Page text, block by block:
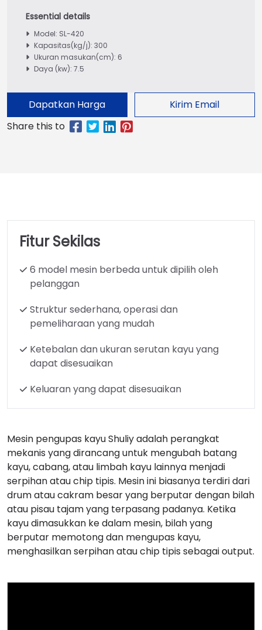
Model: SL-420
Kapasitas(kg/j): 300
Ukuran masukan(cm): 6
Daya (kw): 7.5
Dapatkan Harga Kirim Email
Fitur Sekilas
6 model mesin berbeda untuk dipilih oleh
pelanggan
Struktur sederhana, operasi dan
pemeliharaan yang mudah
Ketebalan dan ukuran serutan kayu yang
dapat disesuaikan
Keluaran yang dapat disesuaikan
Mesin pengupas kayu Shuliy adalah perangkat
mekanis yang dirancang untuk mengubah batang
kayu, cabang, atau limbah kayu lainnya menjadi
serpihan atau chip tipis. Mesin ini biasanya terdiri dari
drum atau cakram besar yang berputar dengan bilah
atau pisau tajam yang terpasang padanya. Ketika
kayu dimasukkan ke dalam mesin, bilah yang
berputar memotong dan mengupas kayu,
menghasilkan serpihan atau chip tipis sebagai output.